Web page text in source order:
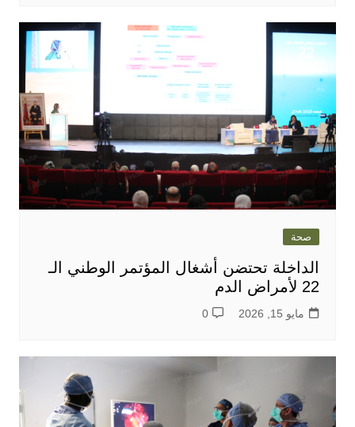
صحة
الداخلة تحتضن أشغال المؤتمر الوطني الـ
22 لأمراض الدم
مايو 15, 2026 0